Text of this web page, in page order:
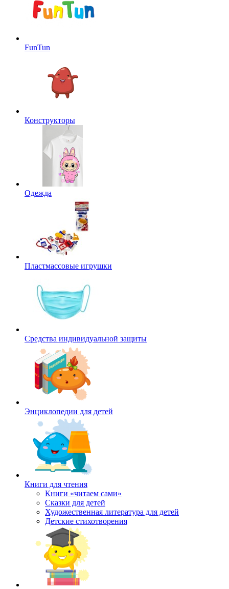
FunTun
Конструкторы
Одежда
Пластмассовые игрушки
Средства индивидуальной защиты
Энциклопедии для детей
Книги для чтения
Книги «читаем сами»
Сказки для детей
Художественная литература для детей
Детские стихотворения